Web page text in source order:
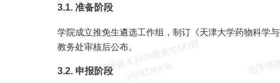
3.1. 准备阶段
学院成立推免生遴选工作组，制订《天津大学药物科学
教务处审核后公布。
3.2. 申报阶段北
洋
维
基
＆
2
0
2
6
级
新
生
Q
Q
群
1
0
2
8
2
2
6
8
3
8